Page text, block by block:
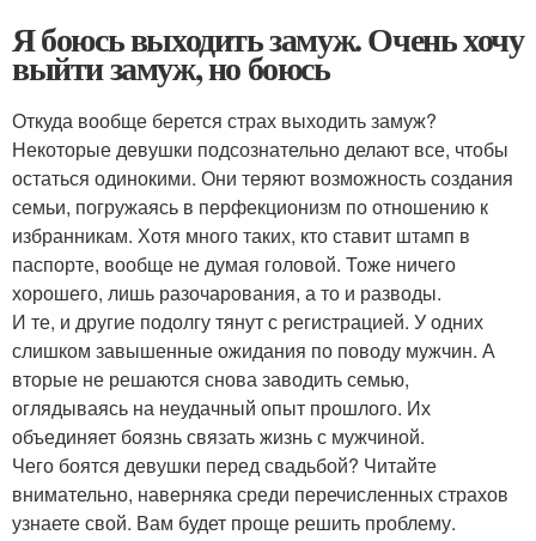
Я боюсь выходить замуж. Очень хочу
выйти замуж, но боюсь
Откуда вообще берется страх выходить замуж?
Некоторые девушки подсознательно делают все, чтобы
остаться одинокими. Они теряют возможность создания
семьи, погружаясь в перфекционизм по отношению к
избранникам. Хотя много таких, кто ставит штамп в
паспорте, вообще не думая головой. Тоже ничего
хорошего, лишь разочарования, а то и разводы.
И те, и другие подолгу тянут с регистрацией. У одних
слишком завышенные ожидания по поводу мужчин. А
вторые не решаются снова заводить семью,
оглядываясь на неудачный опыт прошлого. Их
объединяет боязнь связать жизнь с мужчиной.
Чего боятся девушки перед свадьбой? Читайте
внимательно, наверняка среди перечисленных страхов
узнаете свой. Вам будет проще решить проблему.